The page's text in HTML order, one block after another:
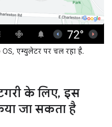
एम्युलेटर पर चल रहा है.
के लिए, इस
जा सकता है